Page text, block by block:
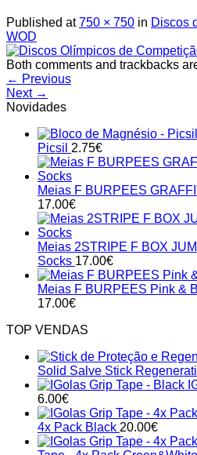
Published at750 × 750 in Discos
WOD
Both comments and trackbacks
← Previous
Next →
Novidades
Picsil 2.75€
Meias F BURPEES
17.00€
Meias 2STRIPE F BOX
Socks 17.00€
Meias F BURPEES Pink &
17.00€
TOP VENDAS
Solid Salve Stick
6.00€
4x Pack Black 20.00€